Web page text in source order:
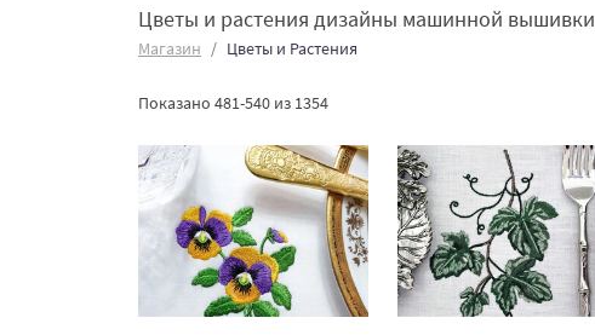
Цветы и растения дизайны машинной вышивки
Магазин Цветы и Растения
Показано 481-540 из 1354